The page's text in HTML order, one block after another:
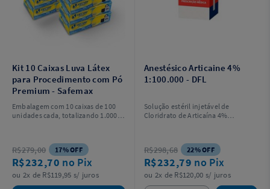
Kit 10 Caixas Luva Látex
para Procedimento com Pó
Premium - Safemax
Embalagem com 10 caixas de 100
unidades cada, totalizando 1.000
R$279,00 17% OFF
R$232,70 no Pix
ou 2x de R$119,95 s/ juros
Anestésico Articaine 4%
1:100.000 - DFL
Solução estéril injetável de
Cloridrato de Articaína 4%
acondicionados em carpules
(tubetes) com 1,8ml cada.
Embalagem com 50 tubetes.
R$298,68 22% OFF
R$232,79 no Pix
ou 2x de R$120,00 s/ juros